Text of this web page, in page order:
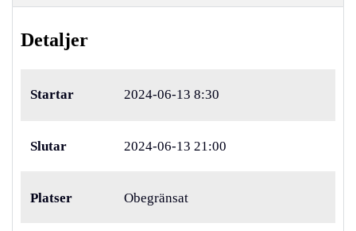
Detaljer
Startar 2024-06-13 8:30
Slutar 2024-06-13 21:00
Platser Obegränsat